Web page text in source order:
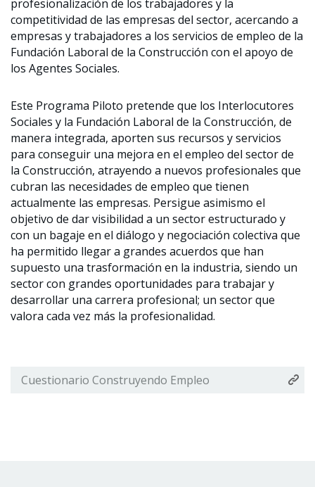
profesionalización de los trabajadores y la
competitividad de las empresas del sector, acercando a
empresas y trabajadores a los servicios de empleo de la
Fundación Laboral de la Construcción con el apoyo de
los Agentes Sociales.
Este Programa Piloto pretende que los Interlocutores
Sociales y la Fundación Laboral de la Construcción, de
manera integrada, aporten sus recursos y servicios
para conseguir una mejora en el empleo del sector de
la Construcción, atrayendo a nuevos profesionales que
cubran las necesidades de empleo que tienen
actualmente las empresas. Persigue asimismo el
objetivo de dar visibilidad a un sector estructurado y
con un bagaje en el diálogo y negociación colectiva que
ha permitido llegar a grandes acuerdos que han
supuesto una trasformación en la industria, siendo un
sector con grandes oportunidades para trabajar y
desarrollar una carrera profesional; un sector que
valora cada vez más la profesionalidad.
Cuestionario Construyendo Empleo